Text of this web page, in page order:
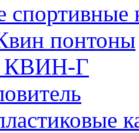
спортивные
понтоны
КВИН-Г